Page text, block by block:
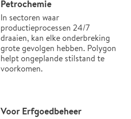
Petrochemie
In sectoren waar
productieprocessen 24/7
draaien, kan elke onderbreking
grote gevolgen hebben. Polygon
helpt ongeplande stilstand te
voorkomen.
Voor Erfgoedbeheer